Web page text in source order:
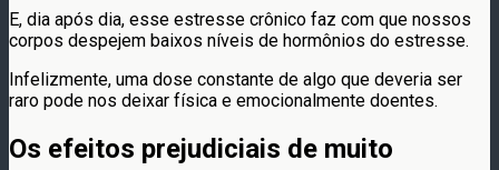
E, dia após dia, esse estresse crônico faz com que nossos
corpos despejem baixos níveis de hormônios do estresse.
Infelizmente, uma dose constante de algo que deveria ser
raro pode nos deixar física e emocionalmente doentes.
Os efeitos prejudiciais de muito